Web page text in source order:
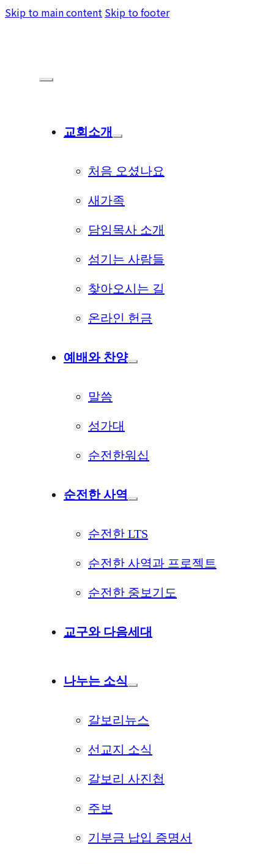
Skip to main content Skip to footer
교회소개
처음 오셨나요
새가족
담임목사 소개
섬기는 사람들
찾아오시는 길
온라인 헌금
예배와 찬양
말씀
성가대
순전한워십
순전한 사역
순전한 LTS
순전한 사역과 프로젝트
순전한 중보기도
교구와 다음세대
나누는 소식
갈보리뉴스
선교지 소식
갈보리 사진첩
주보
기부금 납입 증명서